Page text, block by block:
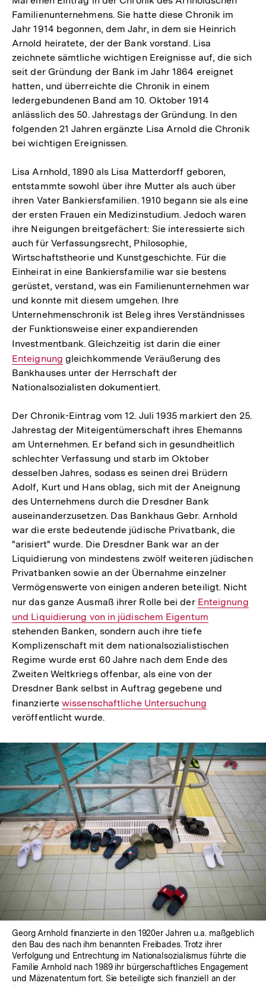
Familienunternehmens. Sie hatte diese Chronik im
Jahr 1914 begonnen, dem Jahr, in dem sie Heinrich
Arnold heiratete, der der Bank vorstand. Lisa
zeichnete sämtliche wichtigen Ereignisse auf, die sich
seit der Gründung der Bank im Jahr 1864 ereignet
hatten, und überreichte die Chronik in einem
ledergebundenen Band am 10. Oktober 1914
anlässlich des 50. Jahrestags der Gründung. In den
folgenden 21 Jahren ergänzte Lisa Arnold die Chronik
bei wichtigen Ereignissen.
Lisa Arnhold, 1890 als Lisa Matterdorff geboren,
entstammte sowohl über ihre Mutter als auch über
ihren Vater Bankiersfamilien. 1910 begann sie als eine
der ersten Frauen ein Medizinstudium. Jedoch waren
ihre Neigungen breitgefächert: Sie interessierte sich
auch für Verfassungsrecht, Philosophie,
Wirtschaftstheorie und Kunstgeschichte. Für die
Einheirat in eine Bankiersfamilie war sie bestens
gerüstet, verstand, was ein Familienunternehmen war
und konnte mit diesem umgehen. Ihre
Unternehmenschronik ist Beleg ihres Verständnisses
der Funktionsweise einer expandierenden
Investmentbank. Gleichzeitig ist darin die einer
Enteignung gleichkommende Veräußerung des
Bankhauses unter der Herrschaft der
Nationalsozialisten dokumentiert.
Der Chronik-Eintrag vom 12. Juli 1935 markiert den 25.
Jahrestag der Miteigentümerschaft ihres Ehemanns
am Unternehmen. Er befand sich in gesundheitlich
schlechter Verfassung und starb im Oktober
desselben Jahres, sodass es seinen drei Brüdern
Adolf, Kurt und Hans oblag, sich mit der Aneignung
des Unternehmens durch die Dresdner Bank
auseinanderzusetzen. Das Bankhaus Gebr. Arnhold
war die erste bedeutende jüdische Privatbank, die
"arisiert" wurde. Die Dresdner Bank war an der
Liquidierung von mindestens zwölf weiteren jüdischen
Privatbanken sowie an der Übernahme einzelner
Vermögenswerte von einigen anderen beteiligt. Nicht
nur das ganze Ausmaß ihrer Rolle bei der Interner
Link:
Enteignung
und Liquidierung von in jüdischem Eigentum
stehenden Banken, sondern auch ihre tiefe
Komplizenschaft mit dem nationalsozialistischen
Regime wurde erst 60 Jahre nach dem Ende des
Zweiten Weltkriegs offenbar, als eine von der
Dresdner Bank selbst in Auftrag gegebene und
finanzierteInterner
Link:
wissenschaftliche Untersuchung
veröffentlicht wurde.
Georg Arnhold finanzierte in den 1920er Jahren u.a. maßgeblich
den Bau des nach ihm benannten Freibades. Trotz ihrer
Verfolgung und Entrechtung im Nationalsozialismus führte die
Familie Arnhold nach 1989 ihr bürgerschaftliches Engagement
und Mäzenatentum fort. Sie beteiligte sich finanziell an der